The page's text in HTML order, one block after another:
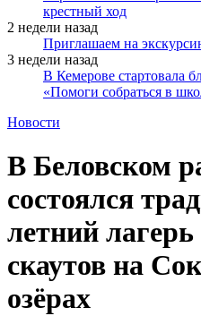
крестный ход
2 недели назад
Приглашаем на
3 недели назад
В Кемерове стартовала
«Помоги собраться в
Новости
В Беловском
состоялся
летний
скаутов на
озёрах